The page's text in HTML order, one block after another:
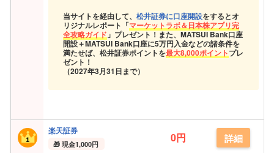
当サイトを経由して、 松井証券に口座開設をするとオ
リジナルレポート「マーケットラボ＆日本株アプリ完
全攻略ガイド 」プレゼント！また、MATSUI Bank口座
開設＋MATSUI Bank口座に5万円入金などの諸条件を
満たせば、松井証券ポイントを最大8,000ポイントプレ
ゼント！
（2027年3月31日まで）
楽天証券
現金1,000円 0円 詳細